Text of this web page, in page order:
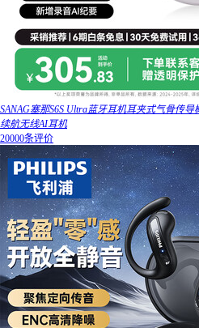
SANAG塞那S6S Ultra蓝牙耳机耳夹式气骨传
续航无线AI耳机
20000条评价